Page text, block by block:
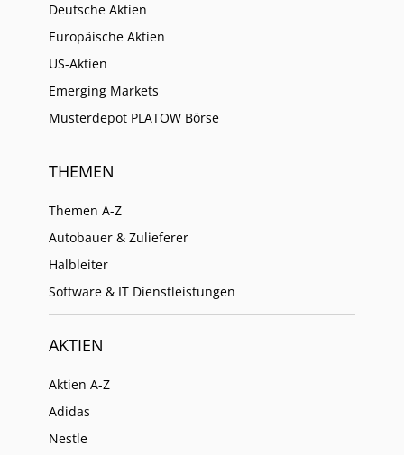
Deutsche Aktien
Europäische Aktien
US-Aktien
Emerging Markets
Musterdepot PLATOW Börse
THEMEN
Themen A-Z
Autobauer & Zulieferer
Halbleiter
Software & IT Dienstleistungen
AKTIEN
Aktien A-Z
Adidas
Nestle